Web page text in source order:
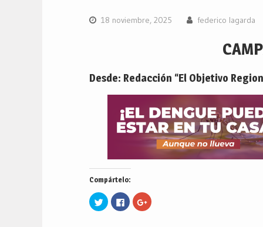
18 noviembre, 2025 federico lagarda
Desde: Redacción “El Objetivo
Compártelo:
Haz
clic
para
Haz
clic
para
Haz
clic